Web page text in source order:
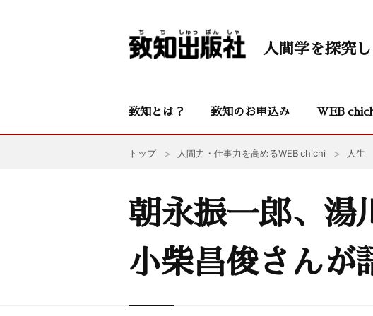
人間学を探究
致知とは？ 致知のお申込み WEB
トップ 人間力・仕事力を高めるWEB chichi 人生
朝永振一郎、
小柴昌俊さんが